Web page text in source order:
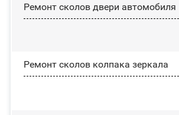
Ремонт сколов двери автомобиля
Ремонт сколов колпака зеркала